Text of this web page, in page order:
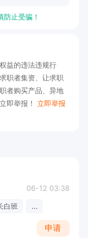
止受骗！
益的违法违规行
职者集资、让求职
者购买产品、异地
即举报！ 立即举报
06-12 03:38
白班 ...
申请